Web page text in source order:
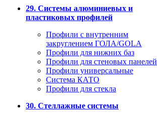
29. Системы алюминиевых и
пластиковых профилей
Профили с внутренним
закруглением ГОЛА/GOLA
Профили для нижних баз
Профили для стеновых панелей
Профили универсальные
Система КАТО
Профили для стекла
30. Стеллажные системы